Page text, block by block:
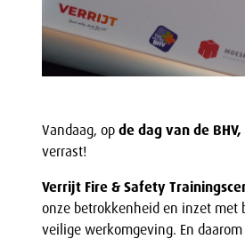
Vandaag, op de dag van de BHV,
verrast!
Verrijt Fire & Safety
onze betrokkenheid en inzet met
veilige werkomgeving. En